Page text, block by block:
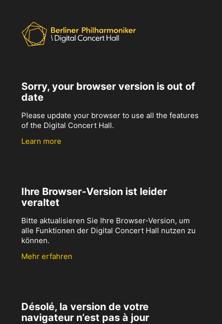
Sorry, your browser version is out of
date
Please update your browser to use all the features
of the Digital Concert Hall.
Learn more
Ihre Browser-Version ist leider
veraltet
Bitte aktualisieren Sie Ihre Browser-Version, um
alle Funktionen der Digital Concert Hall nutzen zu
können.
Mehr erfahren
Désolé, la version de votre
navigateur n’est pas à jour